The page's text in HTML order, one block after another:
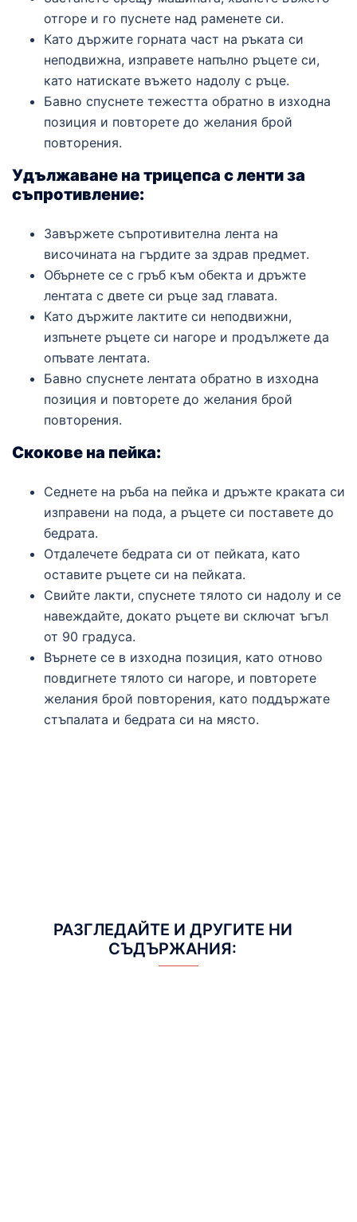
отгоре и го пуснете над раменете си.
Като държите горната част на ръката си
неподвижна, изправете напълно ръцете си,
като натискате въжето надолу с ръце.
Бавно спуснете тежестта обратно в изходна
позиция и повторете до желания брой
повторения.
Удължаване на трицепса с ленти за
съпротивление:
Завържете съпротивителна лента на
височината на гърдите за здрав предмет.
Обърнете се с гръб към обекта и дръжте
лентата с двете си ръце зад главата.
Като държите лактите си неподвижни,
изпънете ръцете си нагоре и продължете да
опъвате лентата.
Бавно спуснете лентата обратно в изходна
позиция и повторете до желания брой
повторения.
Скокове на пейка:
Седнете на ръба на пейка и дръжте краката си
изправени на пода, а ръцете си поставете до
бедрата.
Отдалечете бедрата си от пейката, като
оставите ръцете си на пейката.
Свийте лакти, спуснете тялото си надолу и се
навеждайте, докато ръцете ви сключат ъгъл
от 90 градуса.
Върнете се в изходна позиция, като отново
повдигнете тялото си нагоре, и повторете
желания брой повторения, като поддържате
стъпалата и бедрата си на място.
РАЗГЛЕДАЙТЕ И ДРУГИТЕ НИ
СЪДЪРЖАНИЯ: